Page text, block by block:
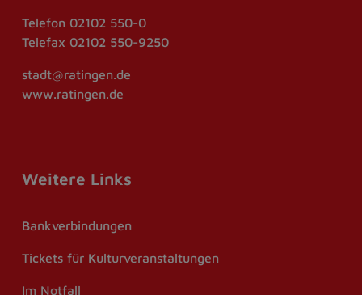
Telefon 02102 550-0
Telefax 02102 550-9250
stadt@ratingen.de
www.ratingen.de
Weitere Links
Bankverbindungen
Tickets für Kulturveranstaltungen
Im Notfall